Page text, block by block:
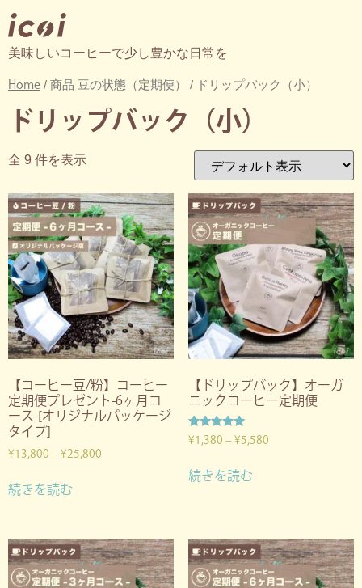
美味しいコーヒーで少し豊かな日常を
Home / 商品 豆の状態（定期便） / ドリップバック（小）
ドリップバック（小）
全 9 件を表示
【コーヒー豆/粉】コーヒー
定期便プレゼント-6ヶ月コ
ース-[オリジナルパッケージ
タイプ]
¥13,800 –¥25,800
続きを読む
【ドリップバック】オーガ
ニックコーヒー定期便
5段階中
5.00
¥1,380 –¥5,580
続きを読む